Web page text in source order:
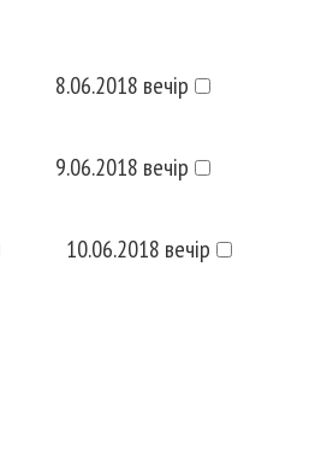
8.06.2018 вечір
9.06.2018 вечір
10.06.2018 вечір